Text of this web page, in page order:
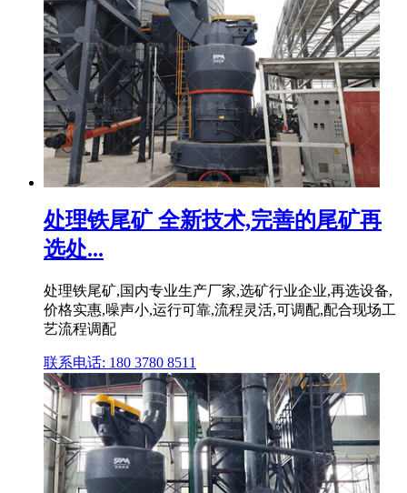
处理铁尾矿 全新技术,完善的尾矿再
选处...
处理铁尾矿,国内专业生产厂家,选矿行业企业,再选设备,
价格实惠,噪声小,运行可靠,流程灵活,可调配,配合现场工
艺流程调配
联系电话: 180 3780 8511